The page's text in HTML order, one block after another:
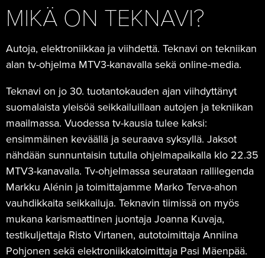
MIKÄ ON TEKNAVI?
Autoja, elektroniikkaa ja viihdettä. Teknavi on tekniikan
alan tv-ohjelma MTV3-kanavalla sekä online-media.
Teknavi on jo 30. tuotantokauden ajan viihdyttänyt
suomalaista yleisöä seikkailuillaan autojen ja tekniikan
maailmassa. Vuodessa tv-kausia tulee kaksi:
ensimmäinen keväällä ja seuraava syksyllä. Jaksot
nähdään sunnuntaisin tutulla ohjelmapaikalla klo 22.35
MTV3-kanavalla. Tv-ohjelmassa seurataan rallilegenda
Markku Alénin ja toimittajamme Marko Terva-ahon
vauhdikkaita seikkailuja. Teknavin tiimissä on myös
mukana karismaattinen juontaja Joanna Kuvaja,
testikuljettaja Risto Virtanen, autotoimittaja Anniina
Pohjonen sekä elektroniikkatoimittaja Pasi Mäenpää.